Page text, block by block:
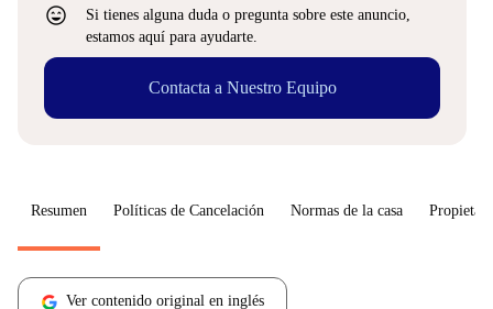
sentiment_very_satisfied
Si tienes alguna duda o pregunta sobre este anuncio,
estamos aquí para ayudarte.
Contacta a Nuestro Equipo
Resumen Políticas de Cancelación Normas de la casa
Ver contenido original en inglés